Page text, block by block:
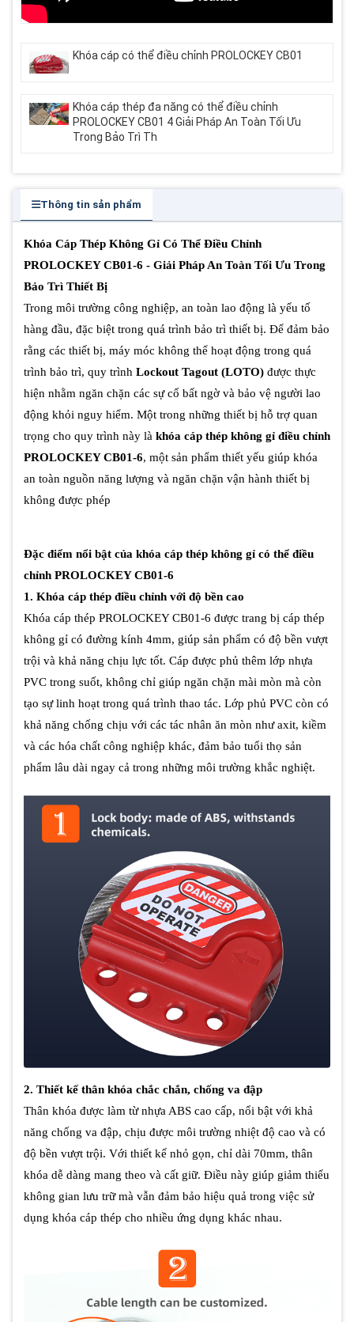
Khóa cáp có thể điều chỉnh PROLOCKEY CB01
Khóa cáp thép đa năng có thể điều chỉnh
PROLOCKEY CB01 4 Giải Pháp An Toàn Tối Ưu
Trong Bảo Trì Th
Thông tin sản phẩm
Khóa Cáp Thép Không Gỉ Có Thể Điều Chỉnh
PROLOCKEY CB01-6 - Giải Pháp An Toàn Tối Ưu Trong
Bảo Trì Thiết Bị
Trong môi trường công nghiệp, an toàn lao động là yếu tố
hàng đầu, đặc biệt trong quá trình bảo trì thiết bị. Để đảm bảo
rằng các thiết bị, máy móc không thể hoạt động trong quá
trình bảo trì, quy trình Lockout Tagout (LOTO) được thực
hiện nhằm ngăn chặn các sự cố bất ngờ và bảo vệ người lao
động khỏi nguy hiểm. Một trong những thiết bị hỗ trợ quan
trọng cho quy trình này là khóa cáp thép không gỉ điều chỉnh
PROLOCKEY CB01-6, một sản phẩm thiết yếu giúp khóa
an toàn nguồn năng lượng và ngăn chặn vận hành thiết bị
không được phép
Đặc điểm nổi bật của khóa cáp thép không gỉ có thể điều
chỉnh PROLOCKEY CB01-6
1. Khóa cáp thép điều chỉnh với độ bền cao
Khóa cáp thép PROLOCKEY CB01-6 được trang bị cáp thép
không gỉ có đường kính 4mm, giúp sản phẩm có độ bền vượt
trội và khả năng chịu lực tốt. Cáp được phủ thêm lớp nhựa
PVC trong suốt, không chỉ giúp ngăn chặn mài mòn mà còn
tạo sự linh hoạt trong quá trình thao tác. Lớp phủ PVC còn có
khả năng chống chịu với các tác nhân ăn mòn như axit, kiềm
và các hóa chất công nghiệp khác, đảm bảo tuổi thọ sản
phẩm lâu dài ngay cả trong những môi trường khắc nghiệt.
2. Thiết kế thân khóa chắc chắn, chống va đập
Thân khóa được làm từ nhựa ABS cao cấp, nổi bật với khả
năng chống va đập, chịu được môi trường nhiệt độ cao và có
độ bền vượt trội. Với thiết kế nhỏ gọn, chỉ dài 70mm, thân
khóa dễ dàng mang theo và cất giữ. Điều này giúp giảm thiểu
không gian lưu trữ mà vẫn đảm bảo hiệu quả trong việc sử
dụng khóa cáp thép cho nhiều ứng dụng khác nhau.